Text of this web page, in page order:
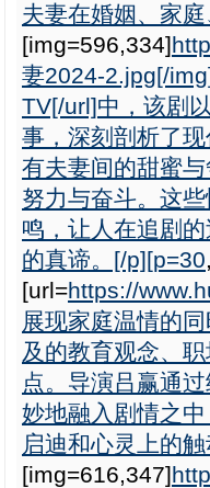
夫妻在婚姻、家
[img=596,334]
妻2024-2.jpg[/
TV[/url]中，该剧
事，深刻剖析了
有夫妻间的甜蜜
努力与奋斗。这
鸣，让人在追剧
的真谛。[/p][p=30
[url=https://
展现家庭温情的
及的教育观念、
点。导演吕赢通
妙地融入剧情之
启迪和心灵上的
[img=616,347]